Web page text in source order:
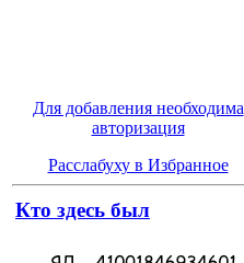
Для добавления необходима
авторизация
Расслабуху в Избранное
Кто здесь был